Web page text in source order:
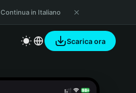
Continua in Italiano
Scarica ora